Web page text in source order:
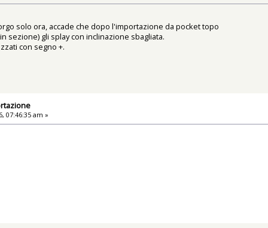
solo ora, accade che dopo l'importazione da pocket topo
sezione) gli splay con inclinazione sbagliata.
con segno +.
07:46:35 am »